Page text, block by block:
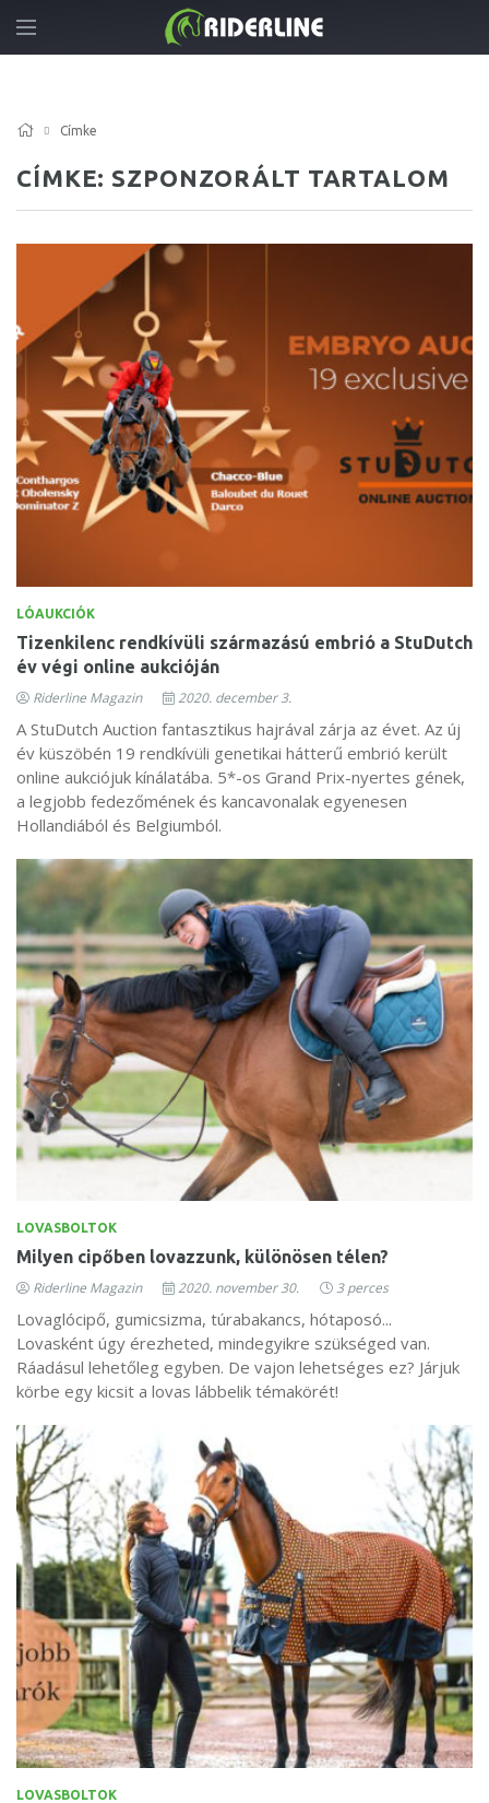
Címke
CÍMKE: SZPONZORÁLT TARTALOM
LÓAUKCIÓK
Tizenkilenc rendkívüli származású embrió a StuDutch
év végi online aukcióján
Riderline Magazin 2020. december 3.
A StuDutch Auction fantasztikus hajrával zárja az évet. Az új
év küszöbén 19 rendkívüli genetikai hátterű embrió került
online aukciójuk kínálatába. 5*-os Grand Prix-nyertes gének,
a legjobb fedezőmének és kancavonalak egyenesen
Hollandiából és Belgiumból.
LOVASBOLTOK
Milyen cipőben lovazzunk, különösen télen?
Riderline Magazin 2020. november 30. 3 perces
Lovaglócipő, gumicsizma, túrabakancs, hótaposó...
Lovasként úgy érezheted, mindegyikre szükséged van.
Ráadásul lehetőleg egyben. De vajon lehetséges ez? Járjuk
körbe egy kicsit a lovas lábbelik témakörét!
LOVASBOLTOK